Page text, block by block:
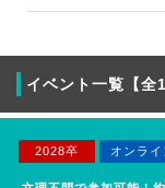
イベント一覧【全1
2028卒 オンライ